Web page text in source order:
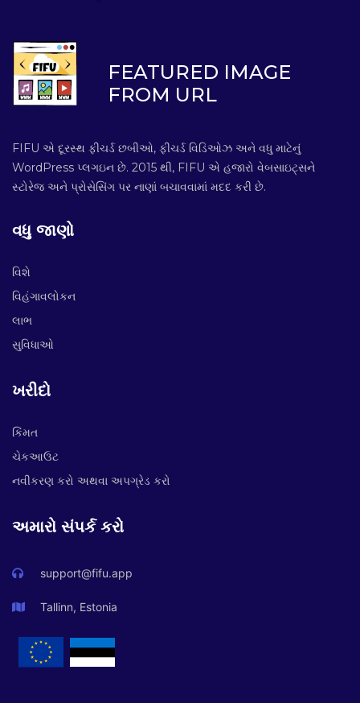
FEATURED IMAGE
FROM URL
FIFU એ દૂરસ્થ ફીચર્ડ છબીઓ, ફીચર્ડ વિડિઓઝ અને વધુ માટેનું
WordPress પ્લગઇન છે. 2015 થી, FIFU એ હજારો વેબસાઇટ્સને
સ્ટોરેજ અને પ્રોસેસિંગ પર નાણાં બચાવવામાં મદદ કરી છે.
વધુ જાણો
વિશે
વિહંગાવલોકન
લાભ
સુવિધાઓ
ખરીદો
કિંમત
ચેકઆઉટ
નવીકરણ કરો અથવા અપગ્રેડ કરો
અમારો સંપર્ક કરો
support@fifu.app
Tallinn, Estonia